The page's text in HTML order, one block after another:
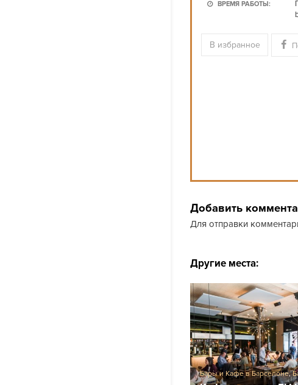
ВРЕМЯ РАБОТЫ:
В избранное
Добавить
Для отправки
Другие места:
Бары и Кафе в Барселоне,